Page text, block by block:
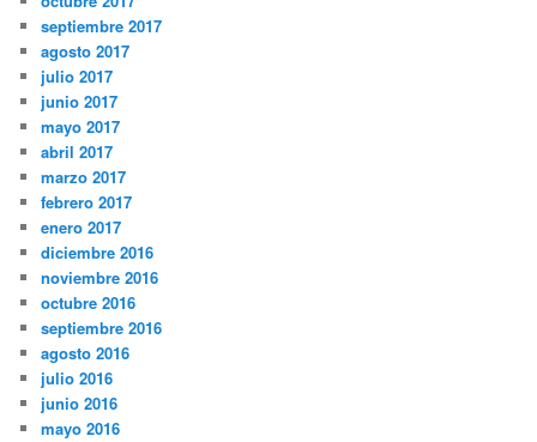
septiembre 2017
agosto 2017
julio 2017
junio 2017
mayo 2017
abril 2017
marzo 2017
febrero 2017
enero 2017
diciembre 2016
noviembre 2016
octubre 2016
septiembre 2016
agosto 2016
julio 2016
junio 2016
mayo 2016